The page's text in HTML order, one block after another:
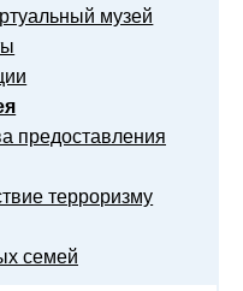
музей
предоставления
терроризму
семей